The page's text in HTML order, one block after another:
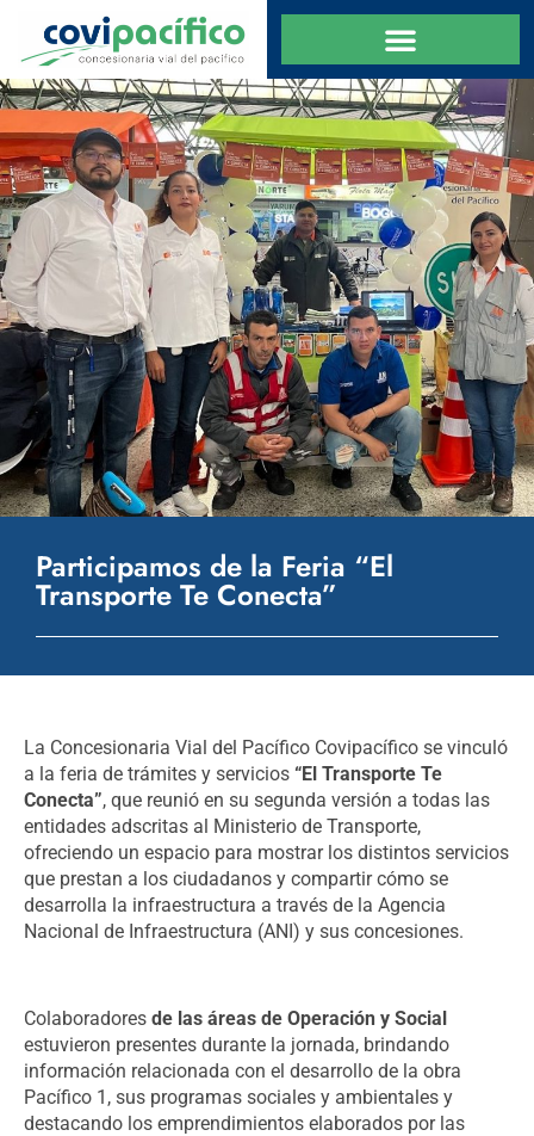
Participamos de la Feria “El
Transporte Te Conecta”
La Concesionaria Vial del Pacífico Covipacífico se vinculó
a la feria de trámites y servicios “El Transporte Te
Conecta”, que reunió en su segunda versión a todas las
entidades adscritas al Ministerio de Transporte,
ofreciendo un espacio para mostrar los distintos servicios
que prestan a los ciudadanos y compartir cómo se
desarrolla la infraestructura a través de la Agencia
Nacional de Infraestructura (ANI) y sus concesiones.
Colaboradores de las áreas de Operación y Social
estuvieron presentes durante la jornada, brindando
información relacionada con el desarrollo de la obra
Pacífico 1, sus programas sociales y ambientales y
destacando los emprendimientos elaborados por las